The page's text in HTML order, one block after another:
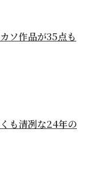
ソ作品が35点も
も清冽な24年の